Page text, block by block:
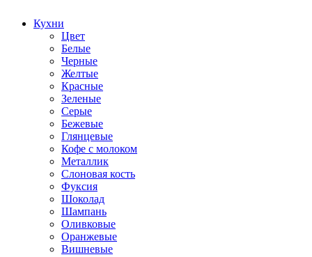
Кухни
Цвет
Белые
Черные
Желтые
Красные
Зеленые
Серые
Бежевые
Глянцевые
Кофе с молоком
Металлик
Слоновая кость
Фуксия
Шоколад
Шампань
Оливковые
Оранжевые
Вишневые